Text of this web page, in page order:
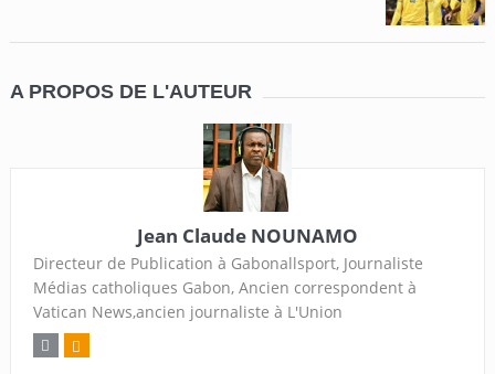
A PROPOS DE L'AUTEUR
Jean Claude NOUNAMO
Directeur de Publication à Gabonallsport, Journaliste
Médias catholiques Gabon, Ancien correspondent à
Vatican News,ancien journaliste à L'Union